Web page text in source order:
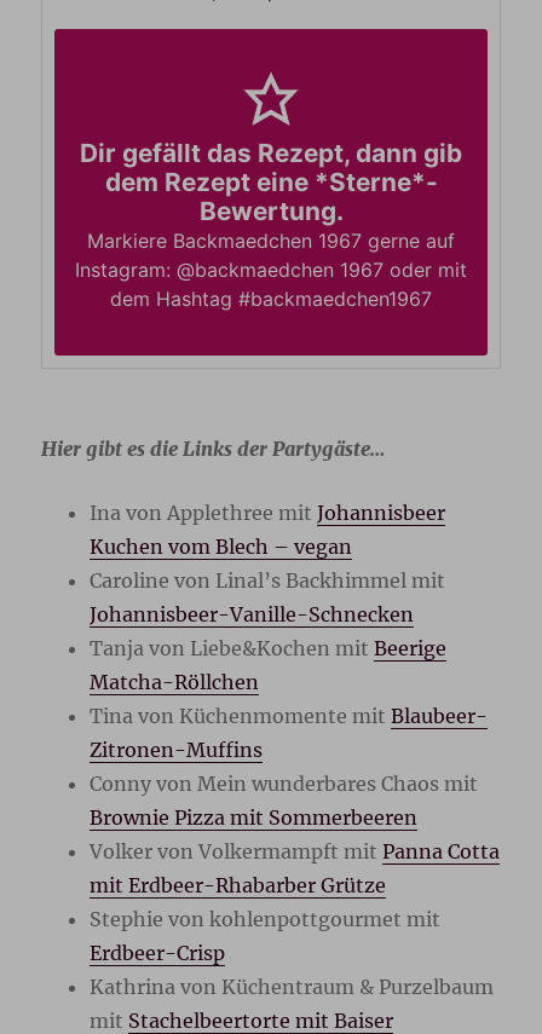
Dir gefällt das Rezept, dann gib
dem Rezept eine *Sterne*-
Bewertung.
Markiere Backmaedchen 1967 gerne auf
Instagram: @backmaedchen 1967 oder mit
dem Hashtag #backmaedchen1967
Hier gibt es die Links der Partygäste…
Ina von Applethree mitJohannisbeer
Kuchen vom Blech – vegan
Caroline von Linal’s Backhimmel mit
Johannisbeer-Vanille-Schnecken
Tanja von Liebe&Kochen mitBeerige
Matcha-Röllchen
Tina von Küchenmomente mitBlaubeer-
Zitronen-Muffins
Conny von Mein wunderbares Chaos mit
Brownie Pizza mit Sommerbeeren
Volker von Volkermampft mitPanna Cotta
mit Erdbeer-Rhabarber Grütze
Stephie von kohlenpottgourmet mit
Erdbeer-Crisp
Kathrina von Küchentraum & Purzelbaum
mit Stachelbeertorte mit Baiser